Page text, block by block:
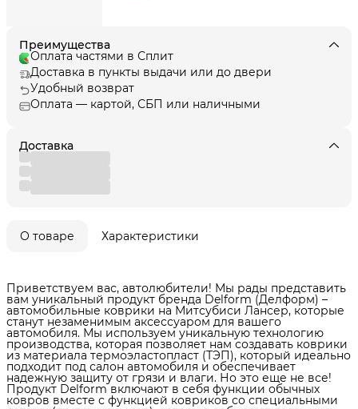
Преимущества
Оплата частями в Сплит
Доставка в пункты выдачи или до двери
Удобный возврат
Оплата — картой, СБП или наличными
Доставка
О товаре Характеристики
Приветствуем вас, автолюбители! Мы рады представить
вам уникальный продукт бренда Delform (Делформ) –
автомобильные коврики на Митсубиси Лансер, которые
станут незаменимым аксессуаром для вашего
автомобиля. Мы используем уникальную технологию
производства, которая позволяет нам создавать коврики
из материала термоэластопласт (ТЭП), который идеально
подходит под салон автомобиля и обеспечивает
надежную защиту от грязи и влаги. Но это еще не все!
Продукт Delform включают в себя функции обычных
ковров вместе с функцией ковриков со специальными